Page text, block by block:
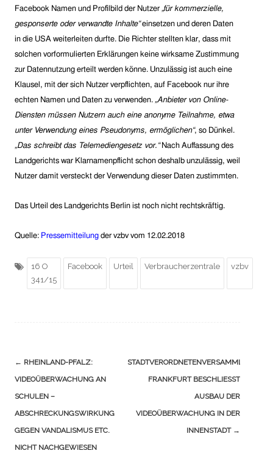
Facebook Namen und Profilbild der Nutzer „für kommerzielle,
gesponserte oder verwandte Inhalte“einsetzen und deren Daten
in die USA weiterleiten durfte. Die Richter stellten klar, dass mit
solchen vorformulierten Erklärungen keine wirksame Zustimmung
zur Datennutzung erteilt werden könne. Unzulässig ist auch eine
Klausel, mit der sich Nutzer verpflichten, auf Facebook nur ihre
echten Namen und Daten zu verwenden. „Anbieter von Online-
Diensten müssen Nutzern auch eine anonyme Teilnahme, etwa
unter Verwendung eines Pseudonyms, ermöglichen“, so Dünkel.
„Das schreibt das Telemediengesetz vor.“Nach Auffassung des
Landgerichts war Klarnamenpflicht schon deshalb unzulässig, weil
Nutzer damit versteckt der Verwendung dieser Daten zustimmten.
Das Urteil des Landgerichts Berlin ist noch nicht rechtskräftig.
Quelle: Pressemitteilung der vzbv vom 12.02.2018
16 O
341/15
Facebook Urteil Verbraucherzentrale vzbv
Navigation
(Beiträge)
← RHEINLAND-PFALZ:
VIDEOÜBERWACHUNG AN
SCHULEN –
ABSCHRECKUNGSWIRKUNG
GEGEN VANDALISMUS ETC.
NICHT NACHGEWIESEN
STADTVERORDNETENVERSAMMLUNG
FRANKFURT BESCHLIESST A
USBAU DER V
IDEOÜBERWACHUNG IN DER I
NNENSTADT →